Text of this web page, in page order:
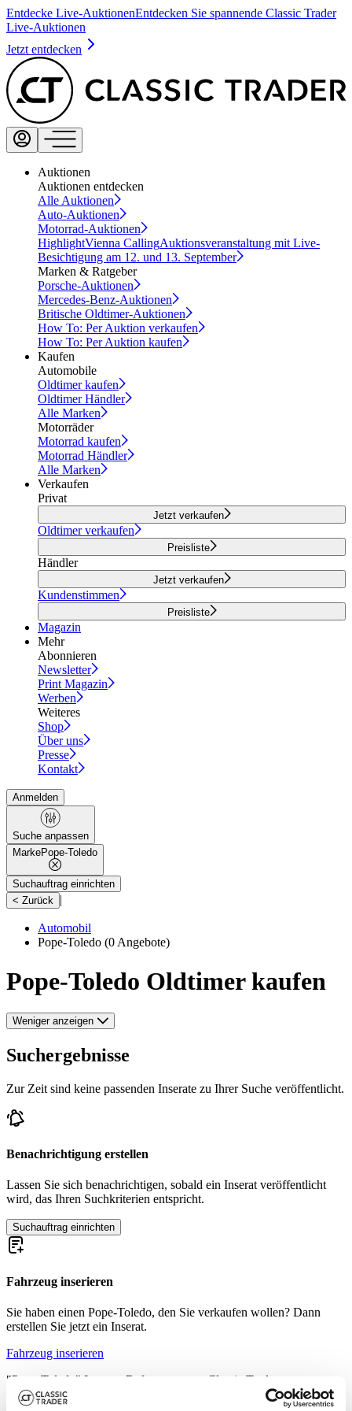
Entdecke Live-AuktionenEntdecken Sie spannende Classic Trader
Live-Auktionen
Jetzt entdecken
Auktionen
Auktionen entdecken
Alle Auktionen
Auto-Auktionen
Motorrad-Auktionen
HighlightVienna CallingAuktionsveranstaltung mit Live-
Besichtigung am 12. und 13. September
Marken & Ratgeber
Porsche-Auktionen
Mercedes-Benz-Auktionen
Britische Oldtimer-Auktionen
How To: Per Auktion verkaufen
How To: Per Auktion kaufen
Kaufen
Automobile
Oldtimer kaufen
Oldtimer Händler
Alle Marken
Motorräder
Motorrad kaufen
Motorrad Händler
Alle Marken
Verkaufen
Privat
Jetzt verkaufen
Oldtimer verkaufen
Preisliste
Händler
Jetzt verkaufen
Kundenstimmen
Preisliste
Magazin
Mehr
Abonnieren
Newsletter
Print Magazin
Werben
Weiteres
Shop
Über uns
Presse
Kontakt
Anmelden
Suche anpassen
MarkePope-Toledo
Suchauftrag einrichten
< Zurück |
Automobil
Pope-Toledo (0 Angebote)
Pope-Toledo Oldtimer kaufen
Weniger anzeigen
Suchergebnisse
Zur Zeit sind keine passenden Inserate zu Ihrer Suche veröffentlicht.
Benachrichtigung erstellen
Lassen Sie sich benachrichtigen, sobald ein Inserat veröffentlicht
wird, das Ihren Suchkriterien entspricht.
Suchauftrag einrichten
Fahrzeug inserieren
Sie haben einen Pope-Toledo, den Sie verkaufen wollen? Dann
erstellen Sie jetzt ein Inserat.
Fahrzeug inserieren
"Pope-Toledo" Inserats-Referenzen von Classic Trader
Im Folgenden finden Sie Inserate zu Ihrer Suche, die nicht mehr auf